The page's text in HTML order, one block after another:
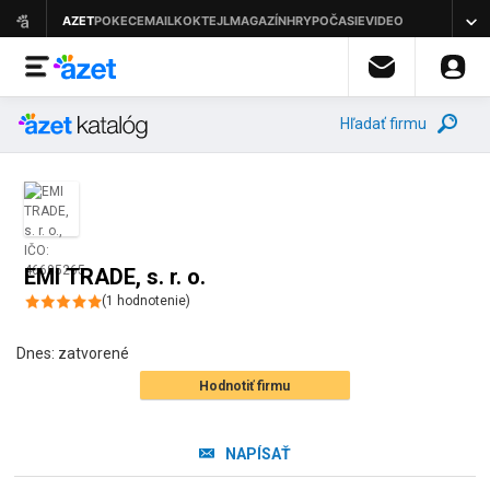
Hľadať firmu
EMI TRADE, s. r. o.
(1 hodnotenie)
Dnes: zatvorené
Hodnotiť firmu
NAPÍSAŤ